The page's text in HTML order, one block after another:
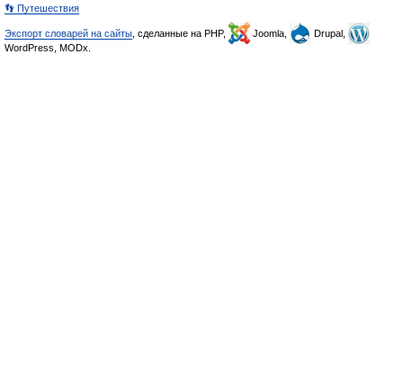
👣 Путешествия
Экспорт словарей на сайты , сделанные на PHP, Joomla,
Drupal,
WordPress, MODx.